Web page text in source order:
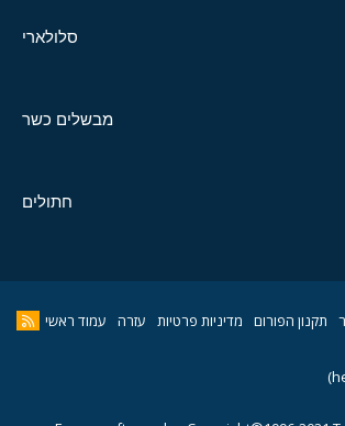
סלולארי
מבשלים כשר
חתולים
תקנון הפורום מדיניות פרטיות עזרה עמוד ראשי